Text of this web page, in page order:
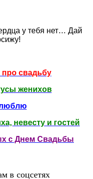
у тебя нет… Дай
свадьбу
женихов
невесту и гостей
с Днем Свадьбы
в соцсетях